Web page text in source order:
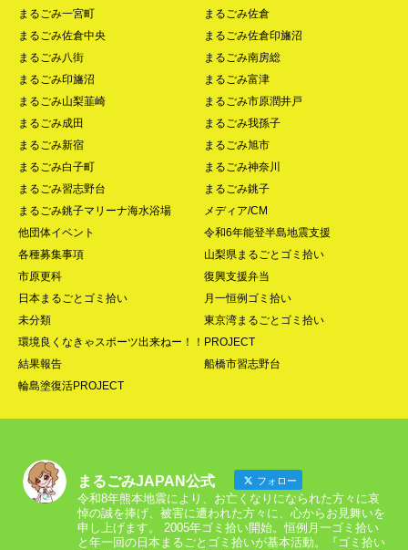
まるごみ一宮町
まるごみ佐倉
まるごみ佐倉中央
まるごみ佐倉印旛沼
まるごみ八街
まるごみ南房総
まるごみ印旛沼
まるごみ富津
まるごみ山梨韮崎
まるごみ市原潤井戸
まるごみ成田
まるごみ我孫子
まるごみ新宿
まるごみ旭市
まるごみ白子町
まるごみ神奈川
まるごみ習志野台
まるごみ銚子
まるごみ銚子マリーナ海水浴場
メディア/CM
他団体イベント
令和6年能登半島地震支援
各種募集事項
山梨県まるごとゴミ拾い
市原更科
復興支援弁当
日本まるごとゴミ拾い
月一恒例ゴミ拾い
未分類
東京湾まるごとゴミ拾い
環境良くなきゃスポーツ出来ねー！！PROJECT
結果報告
船橋市習志野台
輪島塗復活PROJECT
まるごみJAPAN公式 フォロー
令和8年熊本地震により、お亡くなりになられた方々に哀
悼の誠を捧げ、被害に遭われた方々に、心からお見舞いを
申し上げます。 2005年ゴミ拾い開始。恒例月一ゴミ拾い
と年一回の日本まるごとゴミ拾いが基本活動。『ゴミ拾い